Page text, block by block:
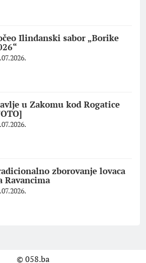
Ilindanski sabor „Borike
u Zakomu kod Rogatice
zborovanje lovaca
Ravancima
© 058.ba